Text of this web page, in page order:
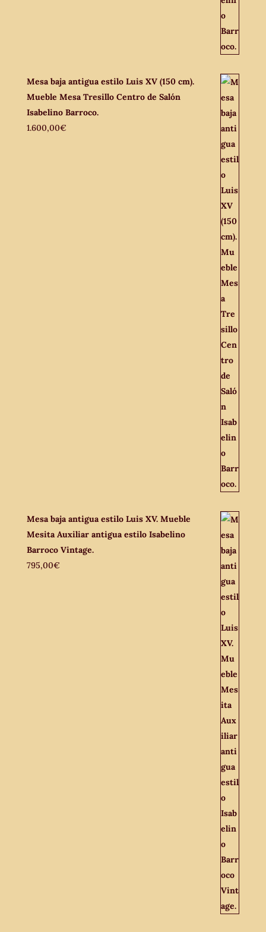
Mesa baja antigua estilo Luis XV (150 cm).
Mueble Mesa Tresillo Centro de Salón
Isabelino Barroco.
1.600,00€
Mesa baja antigua estilo Luis XV. Mueble
Mesita Auxiliar antigua estilo Isabelino
Barroco Vintage.
795,00€